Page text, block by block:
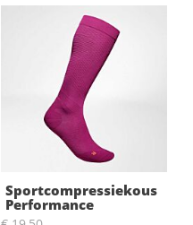
Sportcompressiekous
Performance